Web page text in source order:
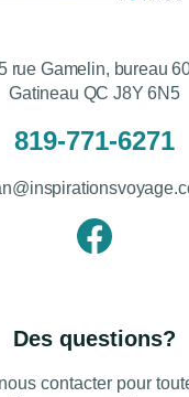
rue Gamelin, bureau
Gatineau QC J8Y 6N5
819-771-6271
Des questions?
contacter pour